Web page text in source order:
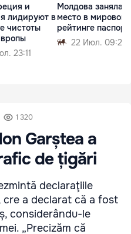
и
лидируют в
чистоты
23:11
Молдова заняла
место в мировом
рейтинге
22 Июл. 09:29
1 320
Garștea a
de țigări
declaraţiile
cre a declarat că a fost
considerându-le
„Precizăm că